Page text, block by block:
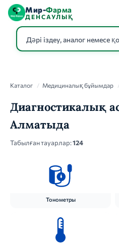
Мир-Фарма
ДЕНСАУЛЫҚ
Каталог / Медициналық бұйымдар
Диагностикалық
Алматыда
Табылған тауарлар:124
Тонометры